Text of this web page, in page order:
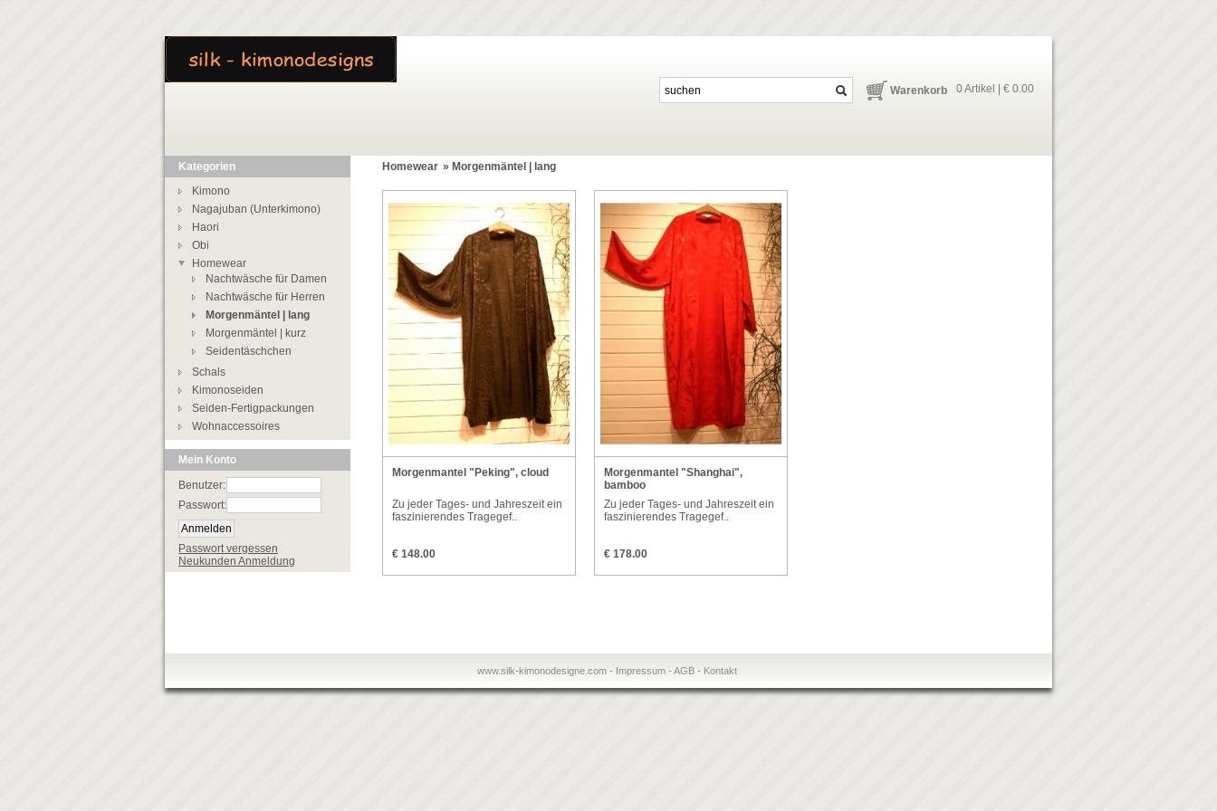
Warenkorb 0 Artikel | € 0.00
Kategorien
Kimono
Nagajuban (Unterkimono)
Haori
Obi
Homewear
Nachtwäsche für Damen
Nachtwäsche für Herren
Morgenmäntel | lang
Morgenmäntel | kurz
Seidentäschchen
Schals
Kimonoseiden
Seiden-Fertigpackungen
Wohnaccessoires
Mein Konto
Benutzer:
Passwort:
Passwort vergessen
Neukunden Anmeldung
Homewear » Morgenmäntel | lang
Morgenmantel "Peking", cloud
Zu jeder Tages- und Jahreszeit ein
faszinierendes Tragegef..
€ 148.00
Morgenmantel "Shanghai",
bamboo
Zu jeder Tages- und Jahreszeit ein
faszinierendes Tragegef..
€ 178.00
www.silk-kimonodesigne.com - Impressum - AGB - Kontakt